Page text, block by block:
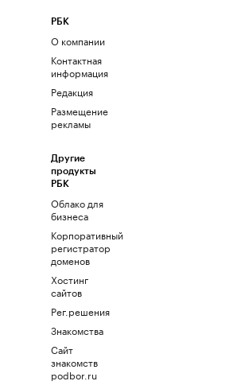
РБК
О компании
Контактная
информация
Редакция
Размещение
рекламы
Другие
продукты
РБК
Облако для
бизнеса
Корпоративный
регистратор
доменов
Хостинг
сайтов
Рег.решения
Знакомства
Сайт
знакомств
podbor.ru